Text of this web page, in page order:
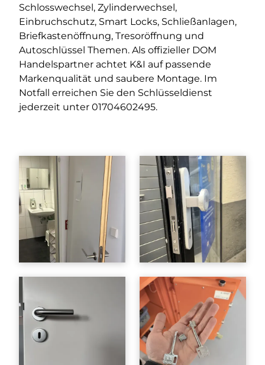
Schlosswechsel, Zylinderwechsel,
Einbruchschutz, Smart Locks, Schließanlagen,
Briefkastenöffnung, Tresoröffnung und
Autoschlüssel Themen. Als offizieller DOM
Handelspartner achtet K&I auf passende
Markenqualität und saubere Montage. Im
Notfall erreichen Sie den Schlüsseldienst
jederzeit unter01704602495.